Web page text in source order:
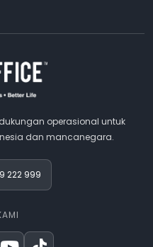
operasional untuk
dan mancanegara.
222 999